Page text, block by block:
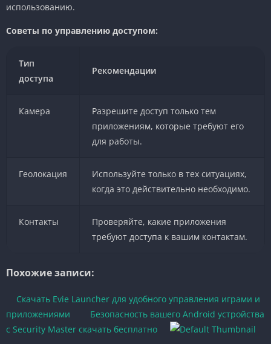
использованию.
Советы по управлению доступом:
Тип
доступа
Рекомендации
Камера
Разрешите доступ только тем
приложениям, которые требуют его
для работы.
Геолокация
Используйте только в тех ситуациях,
когда это действительно необходимо.
Контакты
Проверяйте, какие приложения
требуют доступа к вашим контактам.
Похожие записи:
Скачать Evie Launcher для удобного управления играми и
приложениями
Безопасность вашего Android устройства
с Security Master скачать бесплатно